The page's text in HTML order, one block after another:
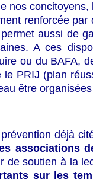
nos concitoyens,
renforcée par
permet aussi de
A ces
ou du BAFA,
PRIJ (plan
être
déjà
associations
soutien à la
sur les